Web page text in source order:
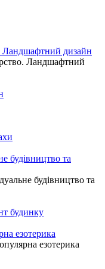
Ландшафтний дизайн
Ландшафтний
будівництво та
будівництво та
будинку
езотерика
езотерика